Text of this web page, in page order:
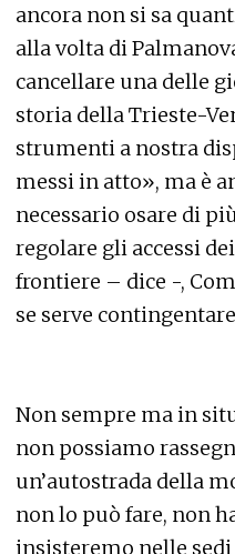
ancora non si sa
alla volta di
cancellare una delle
storia della Trieste-
strumenti a nostra
messi in atto», ma è
necessario osare di
regolare gli accessi
frontiere – dice -,
se serve
Non sempre ma in
non possiamo
un’autostrada della
non lo può fare, non
insisteremo nelle